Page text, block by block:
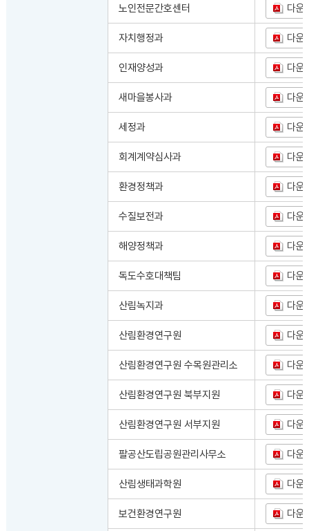
노인전문간호센터 다운
자치행정과 다운
인재양성과 다운
새마을봉사과 다운
세정과 다운
회계계약심사과 다운
환경정책과 다운
수질보전과 다운
해양정책과 다운
독도수호대책팀 다운
산림녹지과 다운
산림환경연구원 다운
산림환경연구원 수목원관리소 다운
산림환경연구원 북부지원 다운
산림환경연구원 서부지원 다운
팔공산도립공원관리사무소 다운
산림생태과학원 다운
보건환경연구원 다운